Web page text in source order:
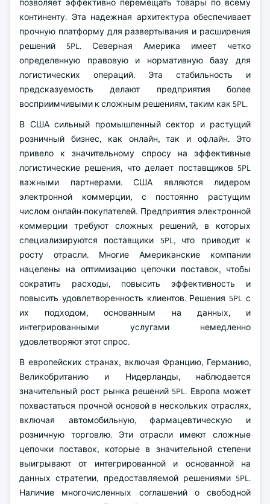
позволяет эффективно перемещать товары по всему
континенту. Эта надежная архитектура обеспечивает
прочную платформу для развертывания и расширения
решений 5PL. Северная Америка имеет четко
определенную правовую и нормативную базу для
логистических операций. Эта стабильность и
предсказуемость делают предприятия более
восприимчивыми к сложным решениям, таким как 5PL.
В США сильный промышленный сектор и растущий
розничный бизнес, как онлайн, так и офлайн. Это
привело к значительному спросу на эффективные
логистические решения, что делает поставщиков 5PL
важными партнерами. США являются лидером
электронной коммерции, с постоянно растущим
числом онлайн-покупателей. Предприятия электронной
коммерции требуют сложных решений, в которых
специализируются поставщики 5PL, что приводит к
росту отрасли. Многие Американские компании
нацелены на оптимизацию цепочки поставок, чтобы
сократить расходы, повысить эффективность и
повысить удовлетворенность клиентов. Решения 5PL с
их подходом, основанным на данных, и
интегрированными услугами немедленно
удовлетворяют этот спрос.
В европейских странах, включая Францию, Германию,
Великобританию и Нидерланды, наблюдается
значительный рост рынка решений 5PL. Европа может
похвастаться прочной основой в нескольких отраслях,
включая автомобильную, фармацевтическую и
розничную торговлю. Эти отрасли имеют сложные
цепочки поставок, которые в значительной степени
выигрывают от интегрированной и основанной на
данных стратегии, предоставляемой решениями 5PL.
Наличие многочисленных соглашений о свободной